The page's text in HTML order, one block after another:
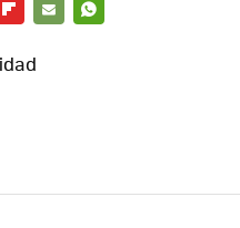
MAIL